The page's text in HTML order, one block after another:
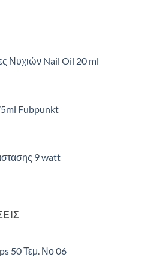
Νυχιών Nail Oil 20 ml
Fubpunkt
9 watt
50 Τεμ. Νο 06